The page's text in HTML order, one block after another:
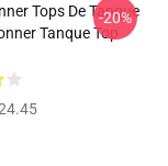
Tops De Tanque
Tanque Top
-20%